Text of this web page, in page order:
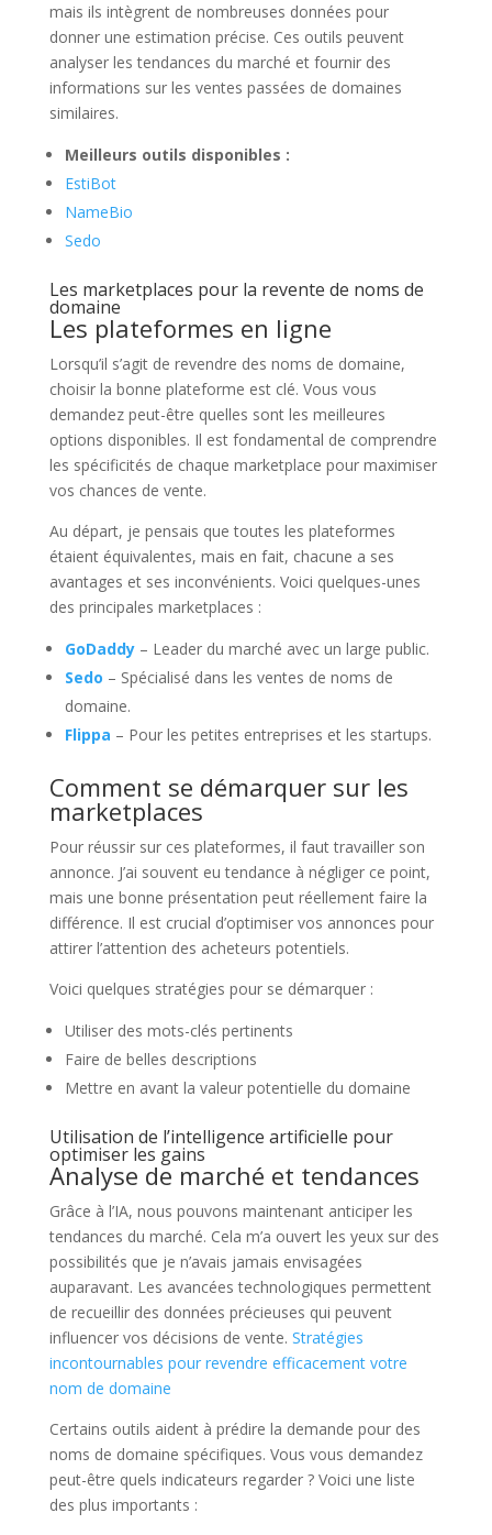
mais ils intègrent de nombreuses données pour
donner une estimation précise. Ces outils peuvent
analyser les tendances du marché et fournir des
informations sur les ventes passées de domaines
similaires.
Meilleurs outils disponibles :
EstiBot
NameBio
Sedo
Les marketplaces pour la revente de noms de
domaine
Les plateformes en ligne
Lorsqu’il s’agit de revendre des noms de domaine,
choisir la bonne plateforme est clé. Vous vous
demandez peut-être quelles sont les meilleures
options disponibles. Il est fondamental de comprendre
les spécificités de chaque marketplace pour maximiser
vos chances de vente.
Au départ, je pensais que toutes les plateformes
étaient équivalentes, mais en fait, chacune a ses
avantages et ses inconvénients. Voici quelques-unes
des principales marketplaces :
GoDaddy– Leader du marché avec un large public.
Sedo – Spécialisé dans les ventes de noms de
domaine.
Flippa – Pour les petites entreprises et les startups.
Comment se démarquer sur les
marketplaces
Pour réussir sur ces plateformes, il faut travailler son
annonce. J’ai souvent eu tendance à négliger ce point,
mais une bonne présentation peut réellement faire la
différence. Il est crucial d’optimiser vos annonces pour
attirer l’attention des acheteurs potentiels.
Voici quelques stratégies pour se démarquer :
Utiliser des mots-clés pertinents
Faire de belles descriptions
Mettre en avant la valeur potentielle du domaine
Utilisation de l’intelligence artificielle pour
optimiser les gains
Analyse de marché et tendances
Grâce à l’IA, nous pouvons maintenant anticiper les
tendances du marché. Cela m’a ouvert les yeux sur des
possibilités que je n’avais jamais envisagées
auparavant. Les avancées technologiques permettent
de recueillir des données précieuses qui peuvent
influencer vos décisions de vente. Stratégies
incontournables pour revendre efficacement votre
nom de domaine
Certains outils aident à prédire la demande pour des
noms de domaine spécifiques. Vous vous demandez
peut-être quels indicateurs regarder ? Voici une liste
des plus importants :